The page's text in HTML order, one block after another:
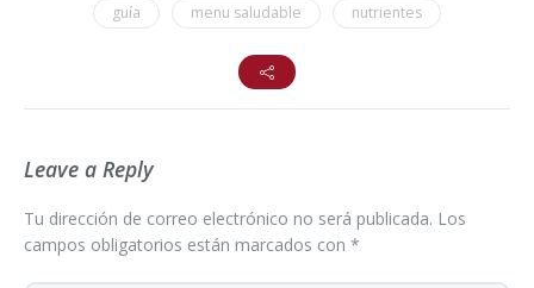
guía menu saludable nutrientes
Leave a Reply
Tu dirección de correo electrónico no será publicada. Los
campos obligatorios están marcados con *